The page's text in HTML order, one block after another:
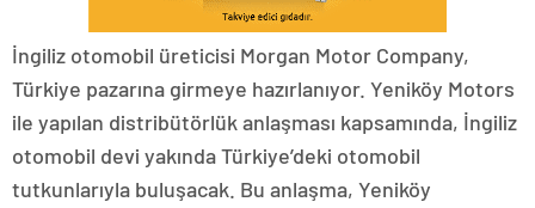
İngiliz otomobil üreticisi Morgan Motor Company,
Türkiye pazarına girmeye hazırlanıyor. Yeniköy Motors
ile yapılan distribütörlük anlaşması kapsamında, İngiliz
otomobil devi yakında Türkiye’deki otomobil
tutkunlarıyla buluşacak. Bu anlaşma, Yeniköy